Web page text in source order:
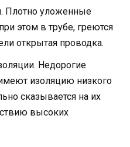
Плотно уложенные
этом в трубе, греются
открытая проводка.
Недорогие
изоляцию низкого
сказывается на их
высоких